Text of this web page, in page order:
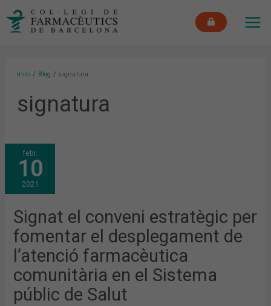
Inici Blog signatura
signatura
febr.
10
2021
Signat el conveni estratègic per
fomentar el desplegament de
l’atenció farmacèutica
comunitària en el Sistema
públic de Salut
SIGNAT
EL
CONVENI
ESTRATÈGIC
PER
FOMENTAR
EL
DE
L’ATENCIÓ
FARMACÈUTICA
COMUNITÀRIA
EN
EL
SISTEMA
PÚBLIC
DE
SALUT